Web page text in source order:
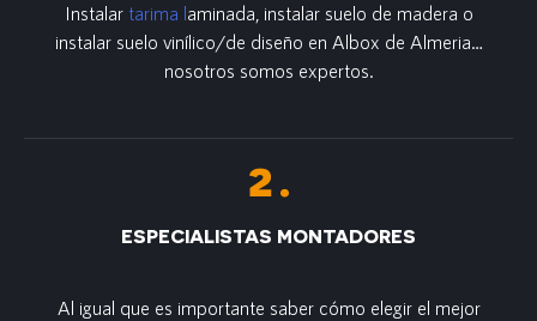
Instalar tarima laminada, instalar suelo de madera o
instalar suelo vinílico/de diseño en Albox de Almeria…
nosotros somos expertos.
ESPECIALISTAS MONTADORES
Al igual que es importante saber cómo elegir el mejor